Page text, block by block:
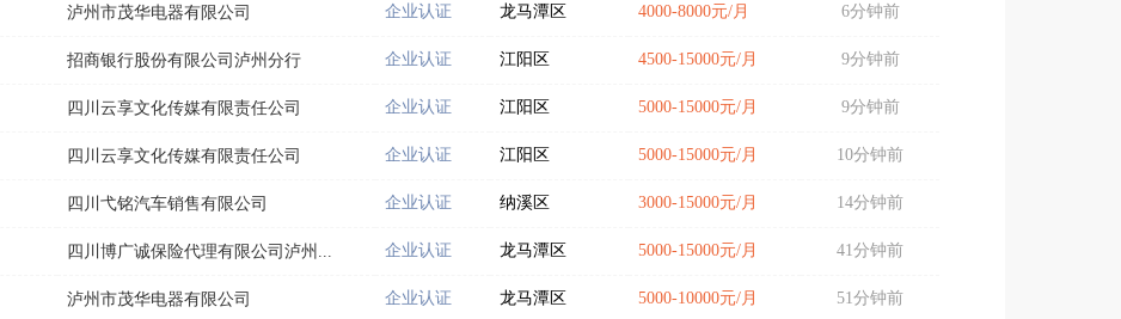
泸州市茂华电器有限公司 企业认证 龙马潭区 4000-8000元/月 6分钟前
招商银行股份有限公司泸州分行 企业认证 江阳区 4500-15000元/月 9分钟前
四川云享文化传媒有限责任公司 企业认证 江阳区 5000-15000元/月 9分钟前
四川云享文化传媒有限责任公司 企业认证 江阳区 5000-15000元/月 10分钟前
四川弋铭汽车销售有限公司 企业认证 纳溪区 3000-15000元/月 14分钟前
四川博广诚保险代理有限公司泸州... 企业认证 龙马潭区 5000-15000元/月 41分钟前
泸州市茂华电器有限公司 企业认证 龙马潭区 5000-10000元/月 51分钟前